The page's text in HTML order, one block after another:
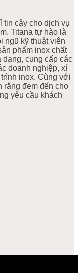
tin cậy cho dịch vụ
Titana tự hào là
ngũ kỹ thuật viên
phẩm inox chất
dạng, cung cấp các
doanh nghiệp, xí
inox. Cùng với
rằng đem đến cho
yêu cầu khách